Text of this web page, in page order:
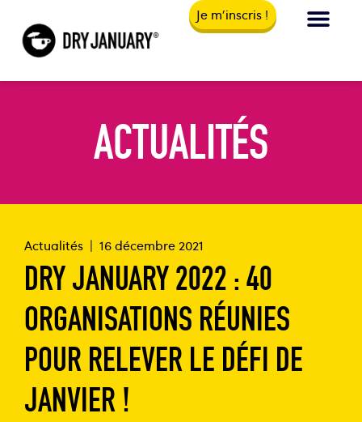
Je m'inscris !
ACTUALITÉS
Actualités | 16 décembre 2021
DRY JANUARY 2022 : 40
ORGANISATIONS RÉUNIES
POUR RELEVER LE DÉFI DE
JANVIER !